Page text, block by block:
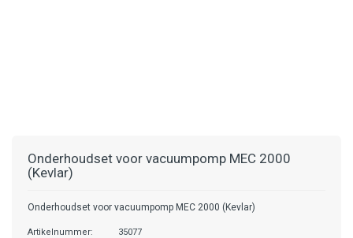
Onderhoudset voor vacuumpomp MEC 2000
(Kevlar)
Onderhoudset voor vacuumpomp MEC 2000 (Kevlar)
Artikelnummer:
35077